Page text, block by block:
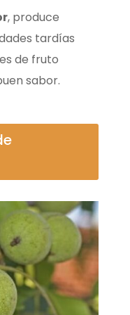
, produce
tardías
de fruto
sabor.